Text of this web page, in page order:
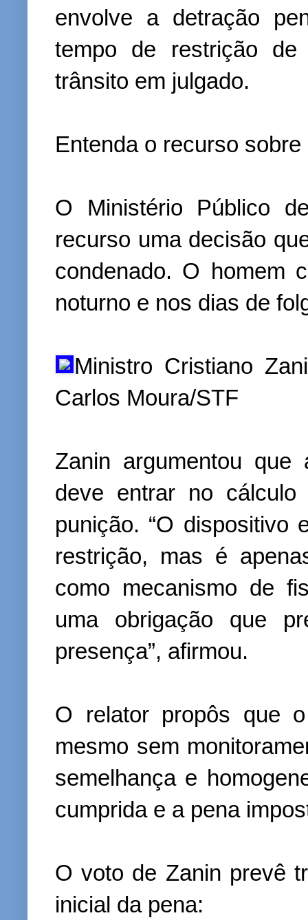
envolve a detração
tempo de restrição de
trânsito em julgado.
Entenda o recurso
O Ministério Público
recurso uma decisão
condenado. O homem
noturno e nos dias de
Ministro Cristiano
Carlos Moura/STF
Zanin argumentou
deve entrar no
punição. “O dispositivo
restrição, mas é
como mecanismo de
uma obrigação que
presença”, afirmou.
O relator propôs que
mesmo sem
semelhança e
cumprida e a pena
O voto de Zanin prevê
inicial da pena: